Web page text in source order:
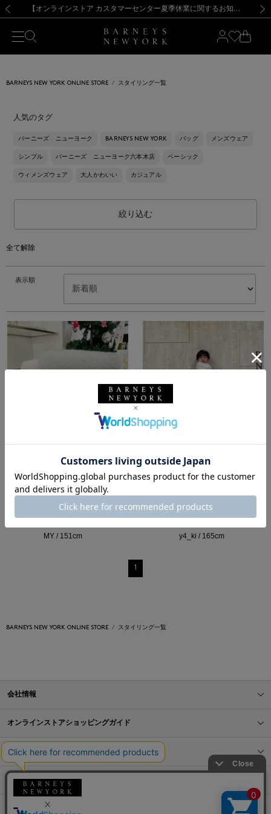
新規登録のお客様も対象！＜MY BARNEYS＞会員のお客様は11,000円（税込）以上のお買上げで常時送料無料！お買い物の際は会員登録を！
【夏季休業に伴う出荷一時停止のお知らせ】(2026.8.7) 【オンラインストア カスタマーセンター夏季休業に関するお知らせ】（2026.8.7）
【夏季休業に伴う返品・交換承り一時停止のお知らせ】（2026.8.5）
熊本県を中心とした地震の影響によるお荷物のお届けについて
【開催中】SUMMER SALEのご案内・ご注意事項 新規登録のお客様も対象！＜MY BARNEYS＞会員のお客様は11,000円（税込）以上のお買上げで常時送料無料！お買い物の際は会員登録を！
【夏季休業に伴う出荷一時停止のお知らせ】(2026.8.7)
BARNEYS NEW YORK ONLINE STORE スタイリング一覧
人気のタグ
バーニーズ ニューヨーク BARNEYS NEW YORK バッグ メンズウェア
シンプル バーニーズ ニューヨーク六本木店 ベーシック
ウィメンズウェア 大人かわいい カジュアル
絞り込む
全て解除
表示順
所属：ウィメンズ
バーニーズ ニューヨー
MY / 151cm
所属：メンズ
バーニーズ ニューヨー
y4_ki / 165cm
1
BARNEYS NEW YORK ONLINE STORE スタイリング一覧
会社情報
オンラインストアショッピングガイド
店舗情報
サービス